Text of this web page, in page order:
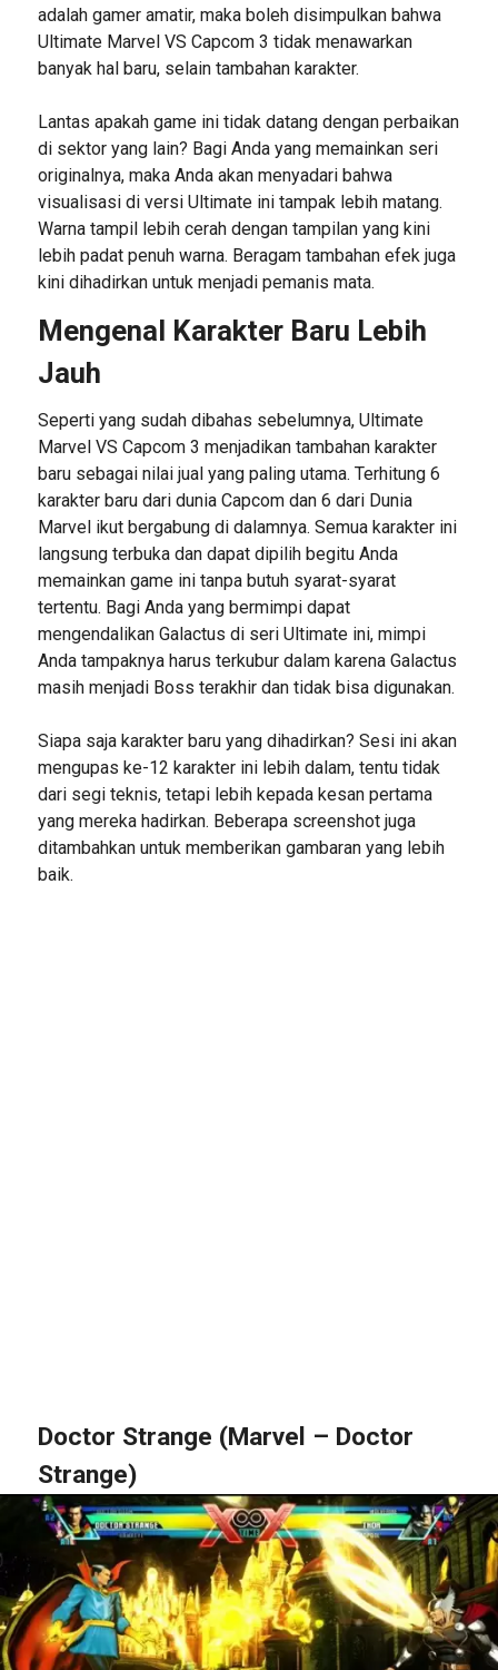
adalah gamer amatir, maka boleh disimpulkan bahwa
Ultimate Marvel VS Capcom 3 tidak menawarkan
banyak hal baru, selain tambahan karakter.
Lantas apakah game ini tidak datang dengan perbaikan
di sektor yang lain? Bagi Anda yang memainkan seri
originalnya, maka Anda akan menyadari bahwa
visualisasi di versi Ultimate ini tampak lebih matang.
Warna tampil lebih cerah dengan tampilan yang kini
lebih padat penuh warna. Beragam tambahan efek juga
kini dihadirkan untuk menjadi pemanis mata.
Mengenal Karakter Baru Lebih
Jauh
Seperti yang sudah dibahas sebelumnya, Ultimate
Marvel VS Capcom 3 menjadikan tambahan karakter
baru sebagai nilai jual yang paling utama. Terhitung 6
karakter baru dari dunia Capcom dan 6 dari Dunia
Marvel ikut bergabung di dalamnya. Semua karakter ini
langsung terbuka dan dapat dipilih begitu Anda
memainkan game ini tanpa butuh syarat-syarat
tertentu. Bagi Anda yang bermimpi dapat
mengendalikan Galactus di seri Ultimate ini, mimpi
Anda tampaknya harus terkubur dalam karena Galactus
masih menjadi Boss terakhir dan tidak bisa digunakan.
Siapa saja karakter baru yang dihadirkan? Sesi ini akan
mengupas ke-12 karakter ini lebih dalam, tentu tidak
dari segi teknis, tetapi lebih kepada kesan pertama
yang mereka hadirkan. Beberapa screenshot juga
ditambahkan untuk memberikan gambaran yang lebih
baik.
Doctor Strange (Marvel – Doctor
Strange)